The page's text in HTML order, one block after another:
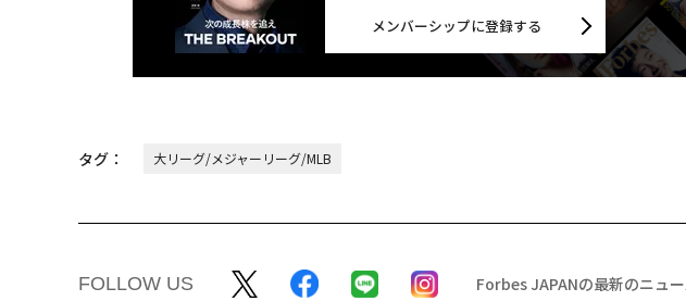
メンバーシップに登録する
タグ： 大リーグ/メジャーリーグ/MLB
FOLLOW US Forbes JAPANの最新のニュ